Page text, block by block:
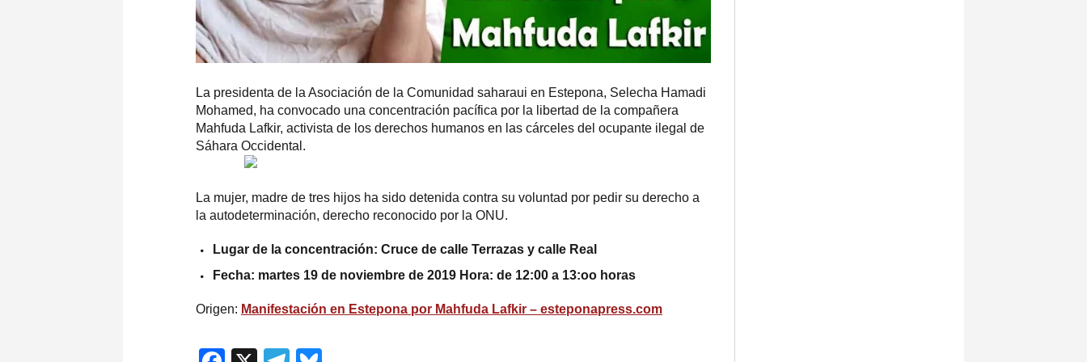
La presidenta de la Asociación de la Comunidad saharaui en Estepona, Selecha Hamadi
Mohamed, ha convocado una concentración pacífica por la libertad de la compañera
Mahfuda Lafkir, activista de los derechos humanos en las cárceles del ocupante ilegal de
Sáhara Occidental.
La mujer, madre de tres hijos ha sido detenida contra su voluntad por pedir su derecho a
la autodeterminación, derecho reconocido por la ONU.
Lugar de la concentración: Cruce de calle Terrazas y calle Real
Fecha: martes 19 de noviembre de 2019 Hora: de 12:00 a 13:oo horas
Origen: Manifestación en Estepona por Mahfuda Lafkir – esteponapress.com